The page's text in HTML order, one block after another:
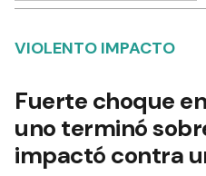
VIOLENTO IMPACTO
Fuerte choque
uno terminó
impactó contra